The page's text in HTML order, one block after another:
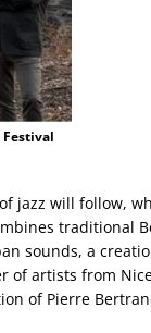
Festival
jazz will follow,
traditional
sounds, a
of artists from
of Pierre